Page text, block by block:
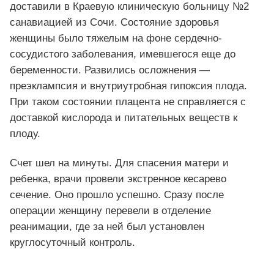
доставили в Краевую клиническую больницу №2
санавиацией из Сочи. Состояние здоровья
женщины было тяжелым на фоне сердечно-
сосудистого заболевания, имевшегося еще до
беременности. Развились осложнения —
преэклампсия и внутриутробная гипоксия плода.
При таком состоянии плацента не справляется с
доставкой кислорода и питательных веществ к
плоду.
Счет шел на минуты. Для спасения матери и
ребенка, врачи провели экстренное кесарево
сечение. Оно прошло успешно. Сразу после
операции женщину перевели в отделение
реанимации, где за ней был установлен
круглосуточный контроль.